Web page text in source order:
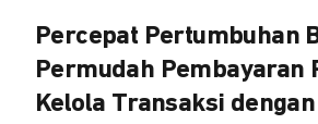
Percepat Pertumbuhan
Permudah Pembayaran
Kelola Transaksi